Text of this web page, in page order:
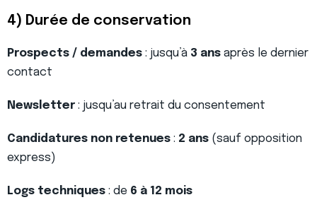
4) Durée de conservation
Prospects / demandes : jusqu’à 3 ans après le dernier
contact
Newsletter : jusqu’au retrait du consentement
Candidatures non retenues : 2 ans (sauf opposition
express)
Logs techniques : de 6 à 12 mois